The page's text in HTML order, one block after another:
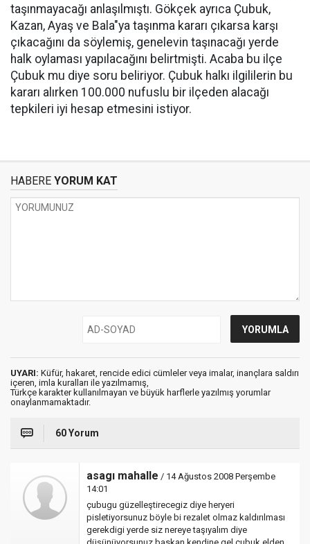
taşınmayacağı anlaşılmıştı. Gökçek ayrıca Çubuk,
Kazan, Ayaş ve Bala"ya taşınma kararı çıkarsa karşı
çıkacağını da söylemiş, genelevin taşınacağı yerde
halk oylaması yapılacağını belirtmişti. Acaba bu ilçe
Çubuk mu diye soru beliriyor. Çubuk halkı ilgililerin bu
kararı alırken 100.000 nufuslu bir ilçeden alacağı
tepkileri iyi hesap etmesini istiyor.
HABERE YORUM KAT
UYARI: Küfür, hakaret, rencide edici cümleler veya imalar, inançlara saldırı
içeren, imla kuralları ile yazılmamış,
Türkçe karakter kullanılmayan ve büyük harflerle yazılmış yorumlar
onaylanmamaktadır.
60 Yorum
asagı mahalle / 14 Ağustos 2008 Perşembe
14:01
çubugu güzelleştirecegiz diye heryeri
pisletiyorsunuz böyle bi rezalet olmaz kaldırılması
gerekdigi yerde siz nereye taşıyalım diye